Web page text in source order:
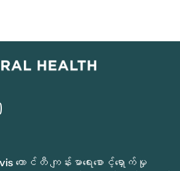
ကောင်တီ ကျန်းမာရေးစောင့်ရှောက်မှု